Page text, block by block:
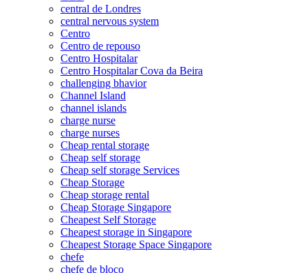
central de Londres
central nervous system
Centro
Centro de repouso
Centro Hospitalar
Centro Hospitalar Cova da Beira
challenging bhavior
Channel Island
channel islands
charge nurse
charge nurses
Cheap rental storage
Cheap self storage
Cheap self storage Services
Cheap Storage
Cheap storage rental
Cheap Storage Singapore
Cheapest Self Storage
Cheapest storage in Singapore
Cheapest Storage Space Singapore
chefe
chefe de bloco